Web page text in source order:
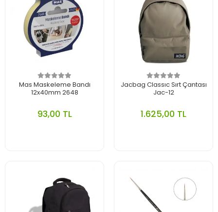
Mas Maskeleme Bandı
12x40mm 2648
93,00 TL
Jacbag Classıc Sırt Çantası
Jac-12
1.625,00 TL